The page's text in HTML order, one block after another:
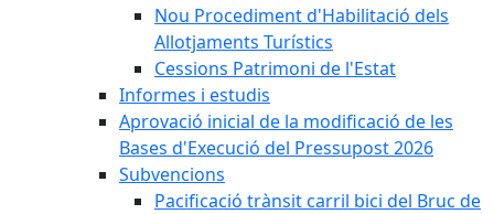
Nou Procediment d'Habilitació dels
Allotjaments Turístics
Cessions Patrimoni de l'Estat
Informes i estudis
Aprovació inicial de la modificació de les
Bases d'Execució del Pressupost 2026
Subvencions
Pacificació trànsit carril bici del Bruc de